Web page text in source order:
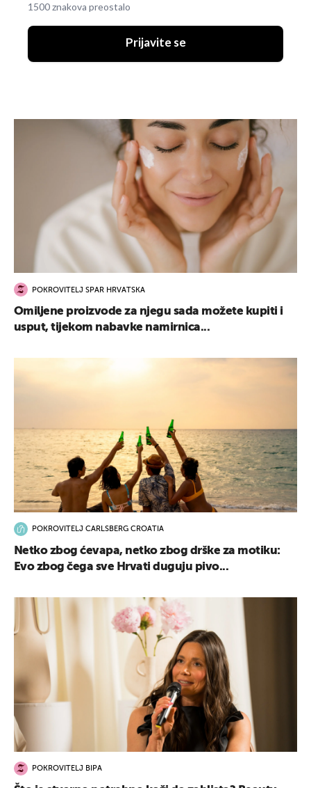
1500 znakova preostalo
Prijavite se
POKROVITELJ SPAR HRVATSKA
Omiljene proizvode za njegu sada možete kupiti i
usput, tijekom nabavke namirnica...
POKROVITELJ CARLSBERG CROATIA
Netko zbog ćevapa, netko zbog drške za motiku:
Evo zbog čega sve Hrvati duguju pivo...
POKROVITELJ BIPA